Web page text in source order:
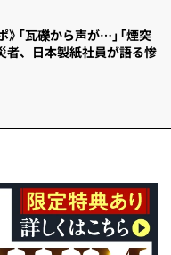
》「瓦礫から声が…」「煙突
者、日本製紙社員が語る惨